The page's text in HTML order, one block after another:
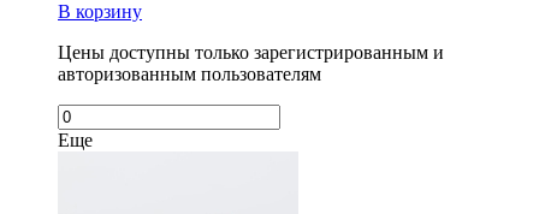
В корзину
Цены доступны только зарегистрированным и
авторизованным пользователям
Еще